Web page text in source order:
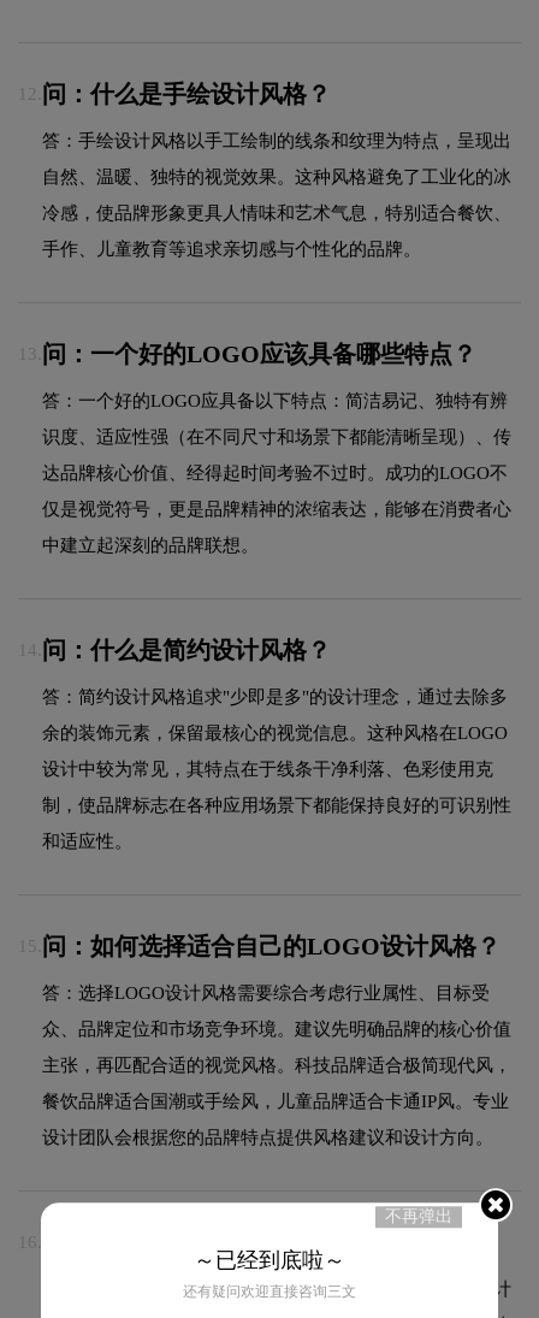
12. 问：什么是手绘设计风格？
答：手绘设计风格以手工绘制的线条和纹理为特点，呈现出
自然、温暖、独特的视觉效果。这种风格避免了工业化的冰
冷感，使品牌形象更具人情味和艺术气息，特别适合餐饮、
手作、儿童教育等追求亲切感与个性化的品牌。
13. 问：一个好的LOGO应该具备哪些特点？
答：一个好的LOGO应具备以下特点：简洁易记、独特有辨
识度、适应性强（在不同尺寸和场景下都能清晰呈现）、传
达品牌核心价值、经得起时间考验不过时。成功的LOGO不
仅是视觉符号，更是品牌精神的浓缩表达，能够在消费者心
中建立起深刻的品牌联想。
14. 问：什么是简约设计风格？
答：简约设计风格追求"少即是多"的设计理念，通过去除多
余的装饰元素，保留最核心的视觉信息。这种风格在LOGO
设计中较为常见，其特点在于线条干净利落、色彩使用克
制，使品牌标志在各种应用场景下都能保持良好的可识别性
和适应性。
15. 问：如何选择适合自己的LOGO设计风格？
答：选择LOGO设计风格需要综合考虑行业属性、目标受
众、品牌定位和市场竞争环境。建议先明确品牌的核心价值
主张，再匹配合适的视觉风格。科技品牌适合极简现代风，
餐饮品牌适合国潮或手绘风，儿童品牌适合卡通IP风。专业
设计团队会根据您的品牌特点提供风格建议和设计方向。
16.
答：极简现代风格是在简约基础上融入现代审美元素的设计
不再弹出
～已经到底啦～
还有疑问欢迎直接咨询三文